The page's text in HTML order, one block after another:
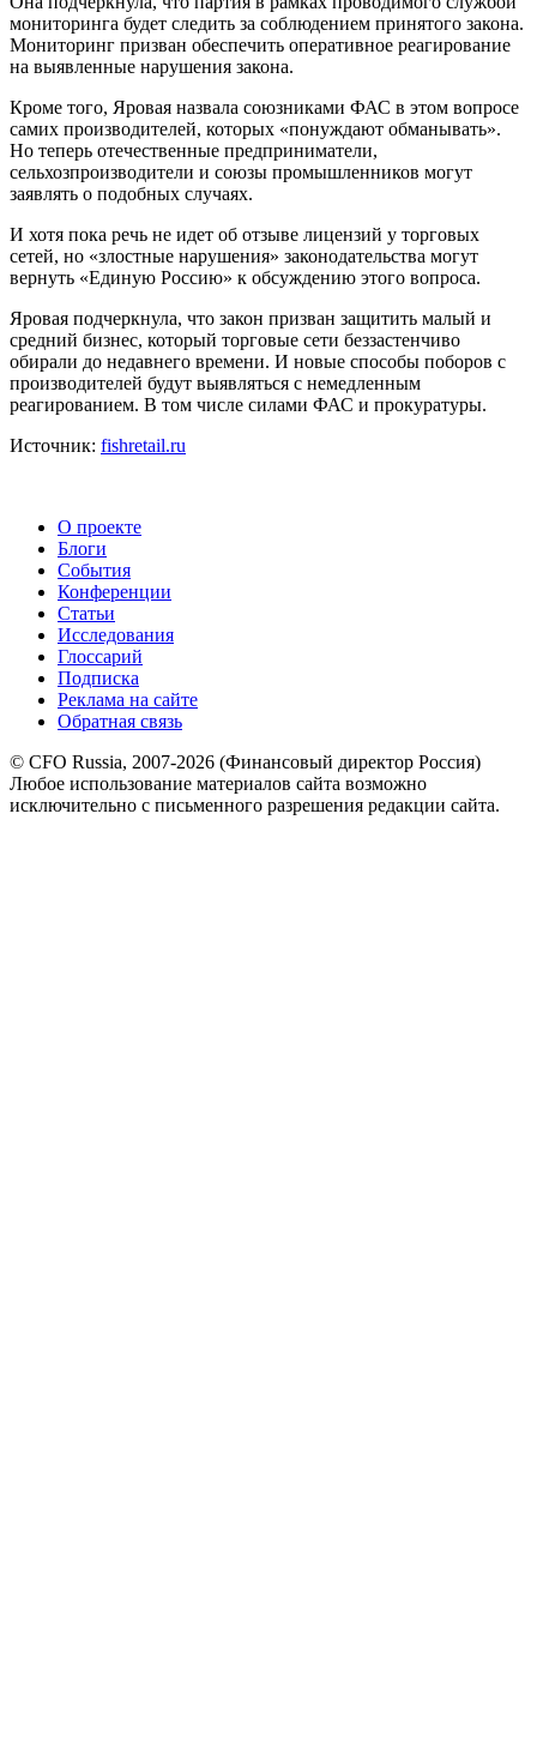
мониторинга будет следить за соблюдением принятого закона.
Мониторинг призван обеспечить оперативное реагирование
на выявленные нарушения закона.
Кроме того, Яровая назвала союзниками ФАС в этом вопросе
самих производителей, которых «понуждают обманывать».
Но теперь отечественные предприниматели,
сельхозпроизводители и союзы промышленников могут
заявлять о подобных случаях.
И хотя пока речь не идет об отзыве лицензий у торговых
сетей, но «злостные нарушения» законодательства могут
вернуть «Единую Россию» к обсуждению этого вопроса.
Яровая подчеркнула, что закон призван защитить малый и
средний бизнес, который торговые сети беззастенчиво
обирали до недавнего времени. И новые способы поборов с
производителей будут выявляться с немедленным
реагированием. В том числе силами ФАС и прокуратуры.
Источник: fishretail.ru
О проекте
Блоги
События
Конференции
Статьи
Исследования
Глоссарий
Подписка
Реклама на сайте
Обратная связь
© CFO Russia, 2007-2026 (Финансовый директор Россия)
Любое использование материалов сайта возможно
исключительно с письменного разрешения редакции сайта.